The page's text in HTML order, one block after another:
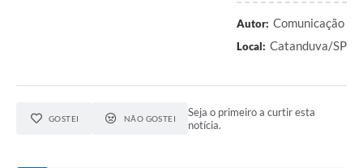
Autor: Comunicação
Local: Catanduva/SP
GOSTEI NÃO GOSTEI
Seja o primeiro a curtir esta
notícia.